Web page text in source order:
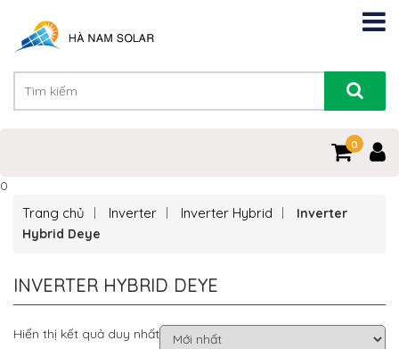
0
0
Trang chủ Inverter Inverter Hybrid
Inverter
Hybrid Deye
INVERTER HYBRID DEYE
Hiển thị kết quả duy nhất